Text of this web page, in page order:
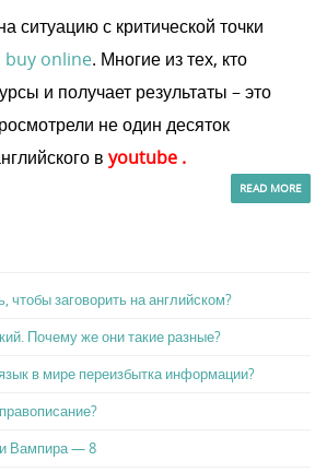
ситуацию с критической точки
buy online. Многие из тех, кто
и получает результаты – это
не один десяток
в youtube .
READ MORE
чтобы заговорить на английском?
Почему же они такие разные?
в мире переизбытка информации?
Вампира — 8